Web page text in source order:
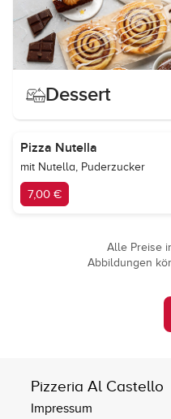
Dessert
Pizza Nutella
mit Nutella, Puderzucker
7,00 €
Alle Preise
Abbildungen
Pizzeria Al Castello
Impressum